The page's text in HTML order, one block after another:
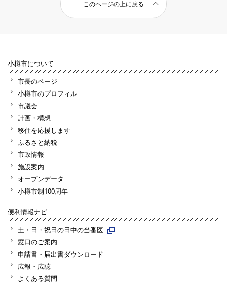
このページの上に戻る
小樽市について
市長のページ
小樽市のプロフィル
市議会
計画・構想
移住を応援します
ふるさと納税
市政情報
施設案内
オープンデータ
小樽市制100周年
便利情報ナビ
土・日・祝日の日中の当番医
窓口のご案内
申請書・届出書ダウンロード
広報・広聴
よくある質問